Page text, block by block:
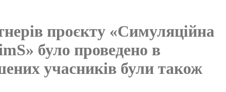
проєкту «Симуляційна
було проведено в
учасників були також